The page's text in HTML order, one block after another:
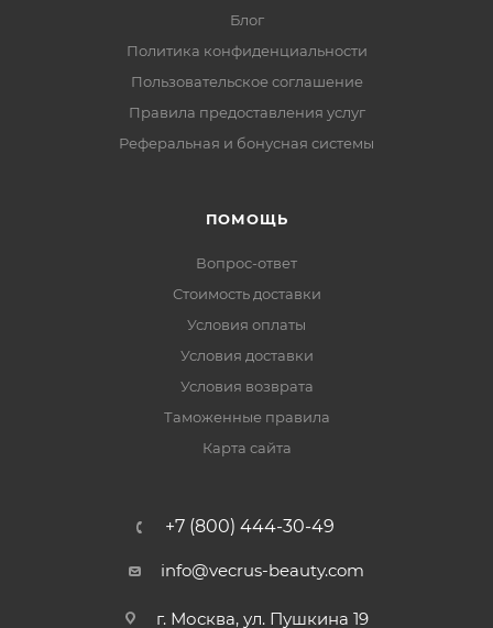
Блог
Политика конфиденциальности
Пользовательское соглашение
Правила предоставления услуг
Реферальная и бонусная системы
ПОМОЩЬ
Вопрос-ответ
Стоимость доставки
Условия оплаты
Условия доставки
Условия возврата
Таможенные правила
Карта сайта
+7 (800) 444-30-49
info@vecrus-beauty.com
г. Москва, ул. Пушкина 19